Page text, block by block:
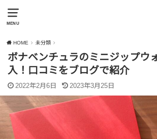
MENU
HOME 未分類
ボナベンチュラのミニジップウ
入！口コミをブログで紹介
2022年2月6日 2023年3月25日